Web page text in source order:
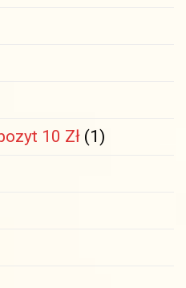
10 Zł (1)